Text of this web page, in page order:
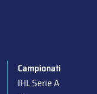
Campionati
IHL Serie A